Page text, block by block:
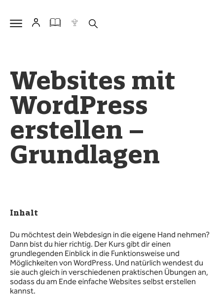
Websites mit
WordPress
erstellen –
Grundlagen
Inhalt
Du möchtest dein Webdesign in die eigene Hand nehmen?
Dann bist du hier richtig. Der Kurs gibt dir einen
grundlegenden Einblick in die Funktionsweise und
Möglichkeiten von WordPress. Und natürlich wendest du
sie auch gleich in verschiedenen praktischen Übungen an,
sodass du am Ende einfache Websites selbst erstellen
kannst.